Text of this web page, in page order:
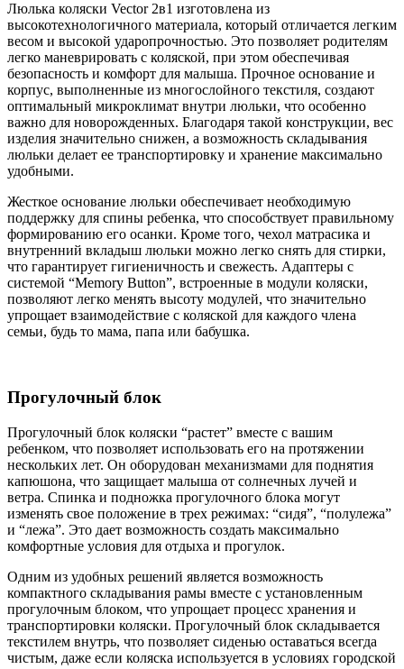
Люлька коляски Vector 2в1 изготовлена из
высокотехнологичного материала, который отличается легким
весом и высокой ударопрочностью. Это позволяет родителям
легко маневрировать с коляской, при этом обеспечивая
безопасность и комфорт для малыша. Прочное основание и
корпус, выполненные из многослойного текстиля, создают
оптимальный микроклимат внутри люльки, что особенно
важно для новорожденных. Благодаря такой конструкции, вес
изделия значительно снижен, а возможность складывания
люльки делает ее транспортировку и хранение максимально
удобными.
Жесткое основание люльки обеспечивает необходимую
поддержку для спины ребенка, что способствует правильному
формированию его осанки. Кроме того, чехол матрасика и
внутренний вкладыш люльки можно легко снять для стирки,
что гарантирует гигиеничность и свежесть. Адаптеры с
системой “Memory Button”, встроенные в модули коляски,
позволяют легко менять высоту модулей, что значительно
упрощает взаимодействие с коляской для каждого члена
семьи, будь то мама, папа или бабушка.
Прогулочный блок
Прогулочный блок коляски “растет” вместе с вашим
ребенком, что позволяет использовать его на протяжении
нескольких лет. Он оборудован механизмами для поднятия
капюшона, что защищает малыша от солнечных лучей и
ветра. Спинка и подножка прогулочного блока могут
изменять свое положение в трех режимах: “сидя”, “полулежа”
и “лежа”. Это дает возможность создать максимально
комфортные условия для отдыха и прогулок.
Одним из удобных решений является возможность
компактного складывания рамы вместе с установленным
прогулочным блоком, что упрощает процесс хранения и
транспортировки коляски. Прогулочный блок складывается
текстилем внутрь, что позволяет сиденью оставаться всегда
чистым, даже если коляска используется в условиях городской